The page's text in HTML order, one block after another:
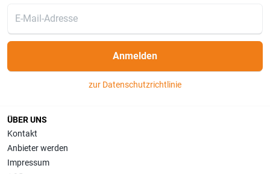
Anmelden
zur Datenschutzrichtlinie
ÜBER UNS
Kontakt
Anbieter werden
Impressum